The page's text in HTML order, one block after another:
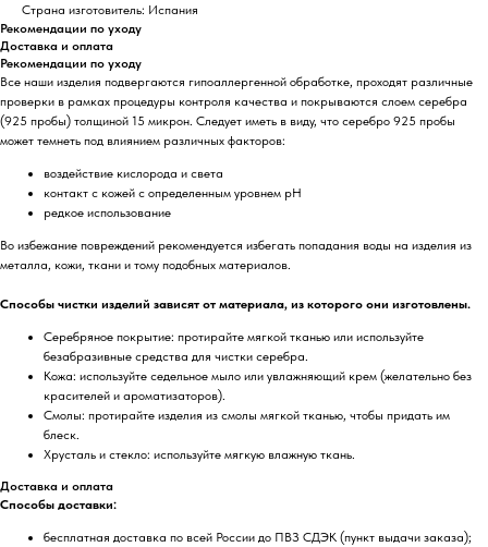
Страна изготовитель: Испания
Рекомендации по уходу
Доставка и оплата
Рекомендации по уходу
Все наши изделия подвергаются гипоаллергенной обработке, проходят различные
проверки в рамках процедуры контроля качества и покрываются слоем серебра
(925 пробы) толщиной 15 микрон. Следует иметь в виду, что серебро 925 пробы
может темнеть под влиянием различных факторов:
воздействие кислорода и света
контакт с кожей с определенным уровнем pH
редкое использование
Во избежание повреждений рекомендуется избегать попадания воды на изделия из
металла, кожи, ткани и тому подобных материалов.
Способы чистки изделий зависят от материала, из которого они изготовлены.
Серебряное покрытие: протирайте мягкой тканью или используйте
безабразивные средства для чистки серебра.
Кожа: используйте седельное мыло или увлажняющий крем (желательно без
красителей и ароматизаторов).
Смолы: протирайте изделия из смолы мягкой тканью, чтобы придать им
блеск.
Хрусталь и стекло: используйте мягкую влажную ткань.
Доставка и оплата
Способы доставки:
бесплатная доставка по всей России до ПВЗ СДЭК (пункт выдачи заказа);